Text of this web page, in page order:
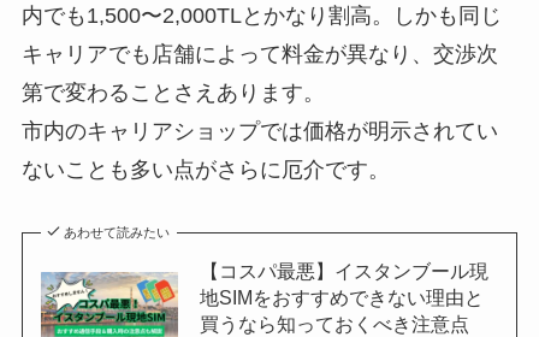
内でも1,500〜2,000TLとかなり割高。しかも同じ
キャリアでも店舗によって料金が異なり、交渉次
第で変わることさえあります。
市内のキャリアショップでは価格が明示されてい
ないことも多い点がさらに厄介です。
あわせて読みたい
【コスパ最悪】イスタンブール現
地SIMをおすすめできない理由と
買うなら知っておくべき注意点